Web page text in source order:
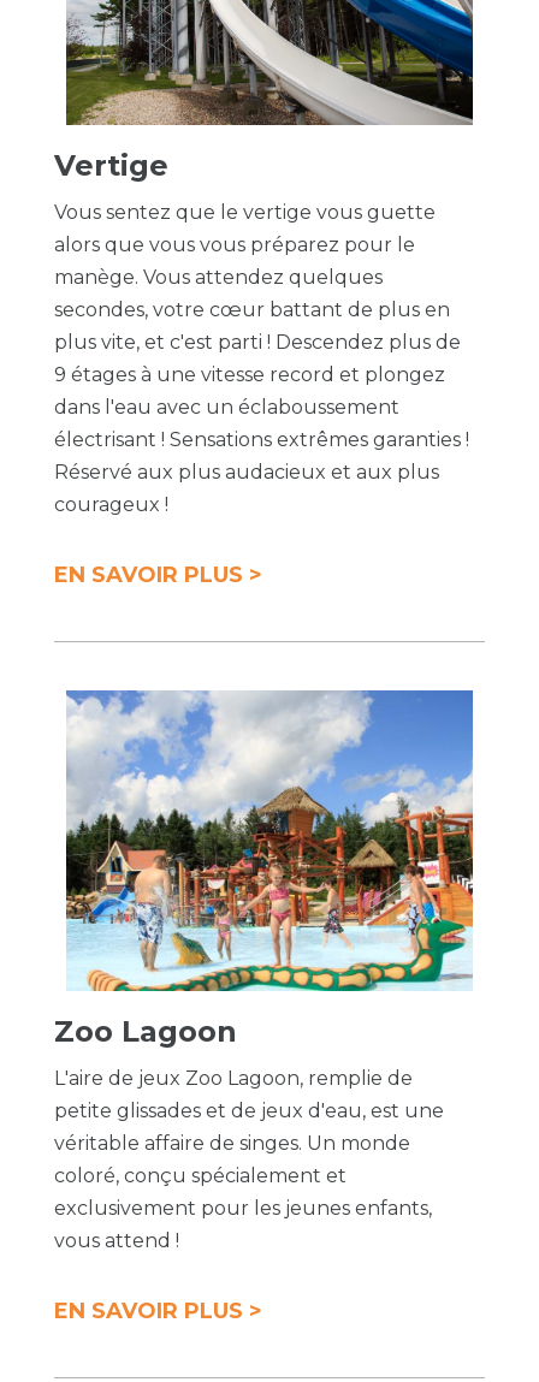
Vertige
Vous sentez que le vertige vous guette
alors que vous vous préparez pour le
manège. Vous attendez quelques
secondes, votre cœur battant de plus en
plus vite, et c'est parti ! Descendez plus de
9 étages à une vitesse record et plongez
dans l'eau avec un éclaboussement
électrisant ! Sensations extrêmes garanties !
Réservé aux plus audacieux et aux plus
courageux !
EN SAVOIR PLUS >
Zoo Lagoon
L'aire de jeux Zoo Lagoon, remplie de
petite glissades et de jeux d'eau, est une
véritable affaire de singes. Un monde
coloré, conçu spécialement et
exclusivement pour les jeunes enfants,
vous attend !
EN SAVOIR PLUS >